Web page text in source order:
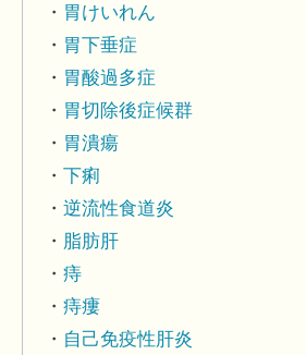
胃けいれん
胃下垂症
胃酸過多症
胃切除後症候群
胃潰瘍
下痢
逆流性食道炎
脂肪肝
痔
痔瘻
自己免疫性肝炎